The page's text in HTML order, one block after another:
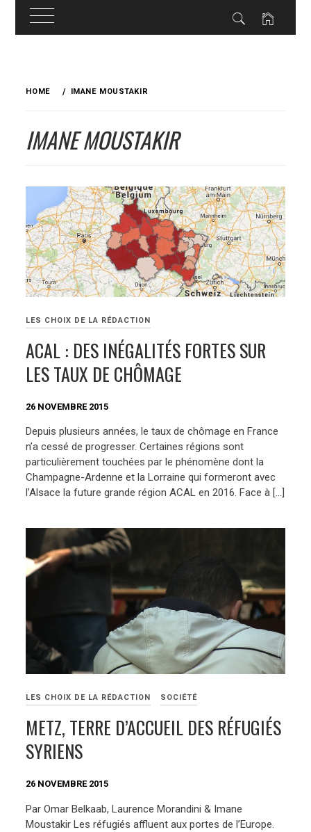
HOME IMANE MOUSTAKIR
IMANE MOUSTAKIR
LES CHOIX DE LA RÉDACTION
ACAL : DES INÉGALITÉS FORTES SUR
LES TAUX DE CHÔMAGE
26 NOVEMBRE 2015
Depuis plusieurs années, le taux de chômage en France
n’a cessé de progresser. Certaines régions sont
particulièrement touchées par le phénomène dont la
Champagne-Ardenne et la Lorraine qui formeront avec
l’Alsace la future grande région ACAL en 2016. Face à […]
LES CHOIX DE LA RÉDACTION SOCIÉTÉ
METZ, TERRE D’ACCUEIL DES RÉFUGIÉS
SYRIENS
26 NOVEMBRE 2015
Par Omar Belkaab, Laurence Morandini & Imane
Moustakir Les réfugiés affluent aux portes de l’Europe.